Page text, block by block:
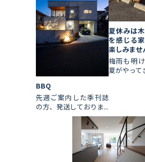
BBQ
先週ご案内した季刊誌
の方、発送しておりま...
夏休みは
を感じる
楽しみませ
梅雨も明
夏がやって